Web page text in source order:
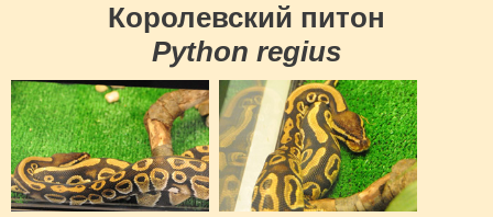
Королевский питон
Python regius